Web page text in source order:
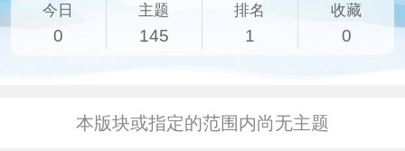
今日
0
主题
145
排名
1
收藏
0
本版块或指定的范围内尚无主题